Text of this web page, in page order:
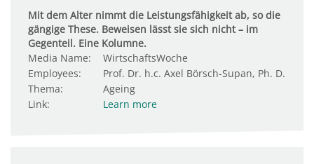
Mit dem Alter nimmt die Leistungsfähigkeit ab, so die
gängige These. Beweisen lässt sie sich nicht – im
Gegenteil. Eine Kolumne.
Media Name:
WirtschaftsWoche
Employees:
Prof. Dr. h.c. Axel Börsch-Supan, Ph. D.
Thema:
Ageing
Link:
Learn more